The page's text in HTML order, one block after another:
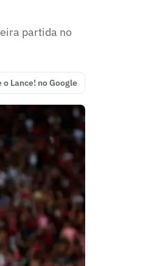
partida no
o Lance! no Google